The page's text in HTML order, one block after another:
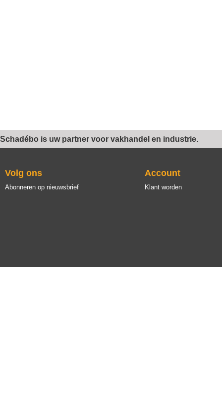
Schadébo is uw partner voor vakhandel en industrie.
Volg ons
Abonneren op nieuwsbrief
Account
Klant worden